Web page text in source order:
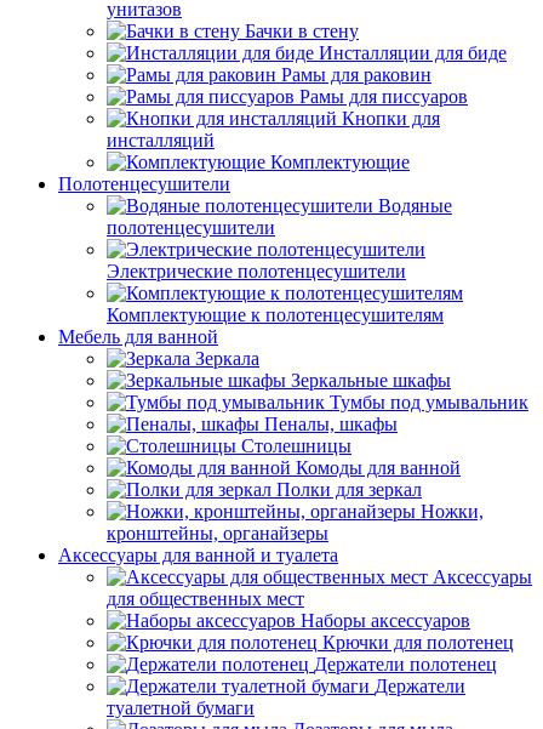
унитазов
Бачки в стену
Инсталляции для биде
Рамы для раковин
Рамы для писсуаров
Кнопки для
инсталляций
Комплектующие
Полотенцесушители
Водяные
полотенцесушители
Электрические полотенцесушители
Комплектующие к полотенцесушителям
Мебель для ванной
Зеркала
Зеркальные шкафы
Тумбы под умывальник
Пеналы, шкафы
Столешницы
Комоды для ванной
Полки для зеркал
Ножки,
кронштейны, органайзеры
Аксессуары для ванной и туалета
Аксессуары
для общественных мест
Наборы аксессуаров
Крючки для полотенец
Держатели полотенец
Держатели
туалетной бумаги